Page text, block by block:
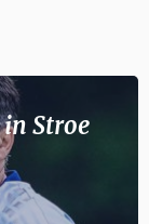
Stroe